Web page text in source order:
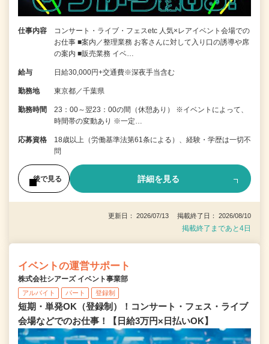
仕事内容
コンサート・ライブ・フェスetc 人気×レアイベント会場での
お仕事 ■案内／整理業務 お客さんに対して入り口の誘導や席
の案内 ■販売業務 イベ…
給与 日給30,000円+交通費※深夜手当含む
勤務地 東京都／千葉県
勤務時間
23：00～翌23：00の間（休憩あり） ※イベントによって、
時間帯の変動あり ※一定…
応募資格
18歳以上（労働基準法第61条による）、経験・学歴は一切不
問
後で見る 詳細を見る
更新日： 2026/07/13 掲載終了日： 2026/08/10
掲載終了まであと4日
イベントの運営サポート
株式会社シアーズ イベント事業部
アルバイト パート 登録制
短期・単発OK（登録制）！コンサート・フェス・ライブ
会場などでのお仕事！【日給3万円×日払いOK】